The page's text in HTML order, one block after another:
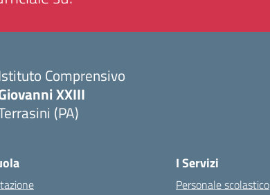
Comprensivo
XXIII
(PA)
I Servizi
Personale scolastico